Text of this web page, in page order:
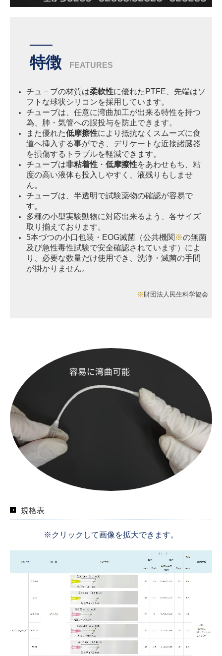
──
特徴 FEATURES
チュ－ブの材質は柔軟性に優れたPTFE、先端はソ
フトな球状シリコンを採用しています。
チューブは、任意に湾曲加工が出来る特性を持つ
為、肺・気管への誤投与を防止できます。
また優れた低摩擦性により抵抗なくスムーズに食
道へ挿入する事ができ、デリケートな近接諸臓器
を損傷するトラブルを軽減できます。
チューブは非粘着性 ・ 低摩擦性をあわせもち、粘
度の高い液体も投入しやすく、液残りもしませ
ん。
チューブは、半透明で試験薬物の確認が容易で
す。
多種の小型実験動物に対応出来るよう、各サイズ
取り揃えております。
5本づつの小口包装・EOG滅菌（公共機関 ※の無菌
及び急性毒性試験で安全確認されています）によ
り、必要な数量だけ使用でき、洗浄・滅菌の手間
が掛かりません。
※ 財団法人民生科学協会
規格表
※クリックして画像を拡大できます。